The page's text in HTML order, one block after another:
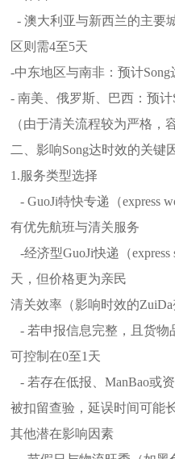
- 澳大利亚与新西兰的主要
区则需4至5天
-中东地区与南非：预计Song
- 南美、俄罗斯、巴西：预计
（由于清关流程较为严格，
二、影响Song达时效的关键
1.服务类型选择
- GuoJi特快专递（express
有优先航班与清关服务
-经济型GuoJi快递（
天，但价格更为亲民
清关效率（影响时效的ZuiDa
- 若申报信息完整，且货物
可控制在0至1天
- 若存在低报、ManBao或
被扣留查验，延误时间可能
其他潜在影响因素